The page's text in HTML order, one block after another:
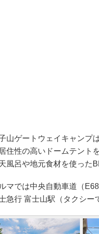
山ゲートウェイキャンプ
住性の高いドームテント
風呂や地元食材を使った
マでは中央自動車道（
急行 富士山駅（タクシー